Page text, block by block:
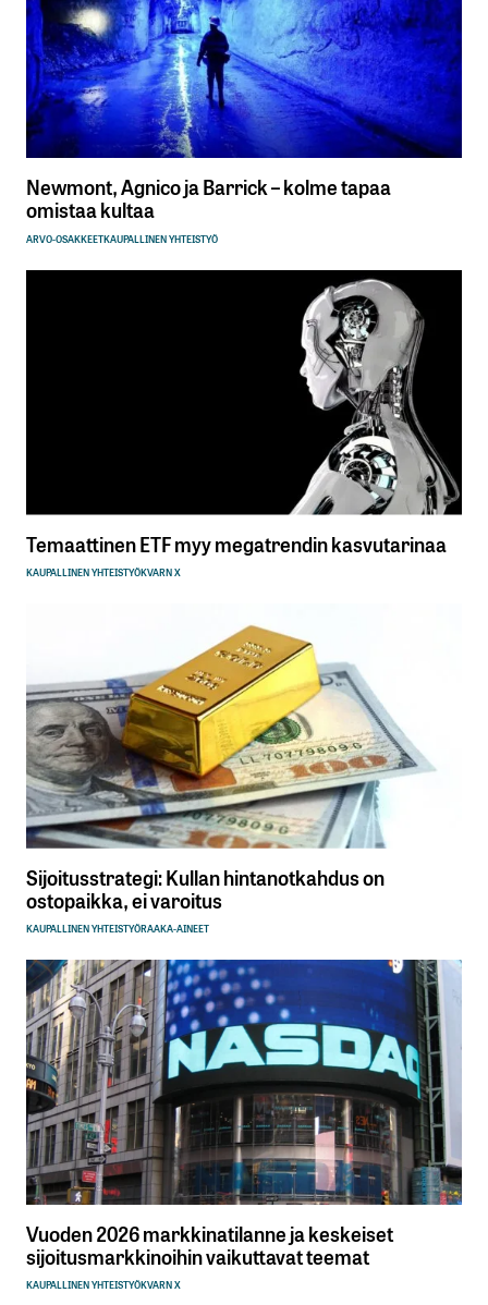
Newmont, Agnico ja Barrick – kolme tapaa
omistaa kultaa
ARVO-OSAKKEETKAUPALLINEN YHTEISTYÖ
Temaattinen ETF myy megatrendin kasvutarinaa
KAUPALLINEN YHTEISTYÖKVARN X
Sijoitusstrategi: Kullan hintanotkahdus on
ostopaikka, ei varoitus
KAUPALLINEN YHTEISTYÖRAAKA-AINEET
Vuoden 2026 markkinatilanne ja keskeiset
sijoitusmarkkinoihin vaikuttavat teemat
KAUPALLINEN YHTEISTYÖKVARN X